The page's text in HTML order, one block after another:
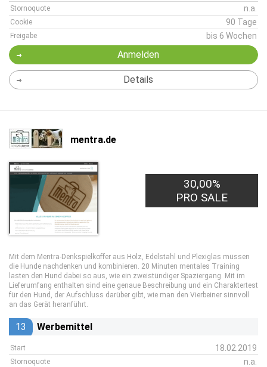
Stornoquote n.a.
Cookie 90 Tage
Freigabe bis 6 Wochen
Anmelden
Details
mentra.de
30,00%
PRO SALE
Mit dem Mentra-Denkspielkoffer aus Holz, Edelstahl und Plexiglas müssen
die Hunde nachdenken und kombinieren. 20 Minuten mentales Training
lasten den Hund dabei so aus, wie ein zweistündiger Spaziergang. Mit im
Lieferumfang enthalten sind eine genaue Beschreibung und ein Charaktertest
für den Hund, der Aufschluss darüber gibt, wie man den Vierbeiner sinnvoll
an das Gerät heranführt.
13 Werbemittel
Start 18.02.2019
Stornoquote n.a.